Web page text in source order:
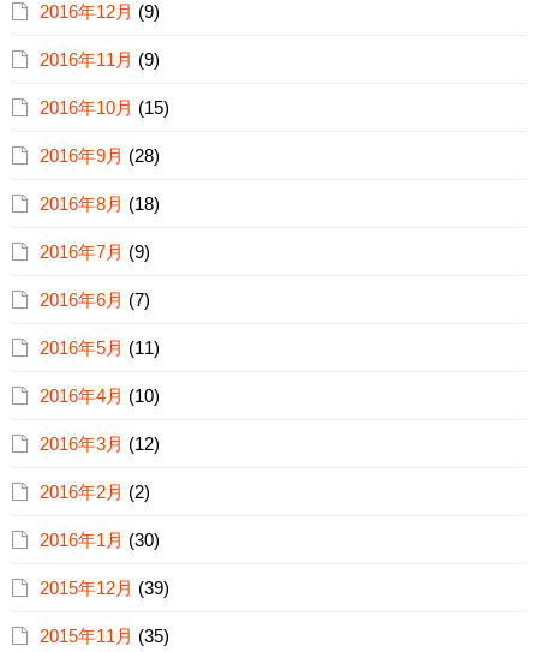
2016年12月 (9)
2016年11月 (9)
2016年10月 (15)
2016年9月 (28)
2016年8月 (18)
2016年7月 (9)
2016年6月 (7)
2016年5月 (11)
2016年4月 (10)
2016年3月 (12)
2016年2月 (2)
2016年1月 (30)
2015年12月 (39)
2015年11月 (35)